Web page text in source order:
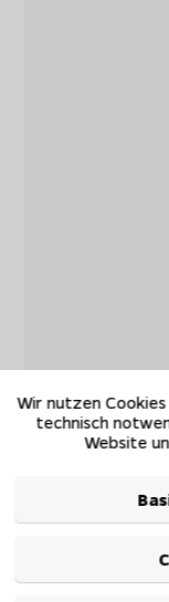
Wir nutzen
technisch
Website